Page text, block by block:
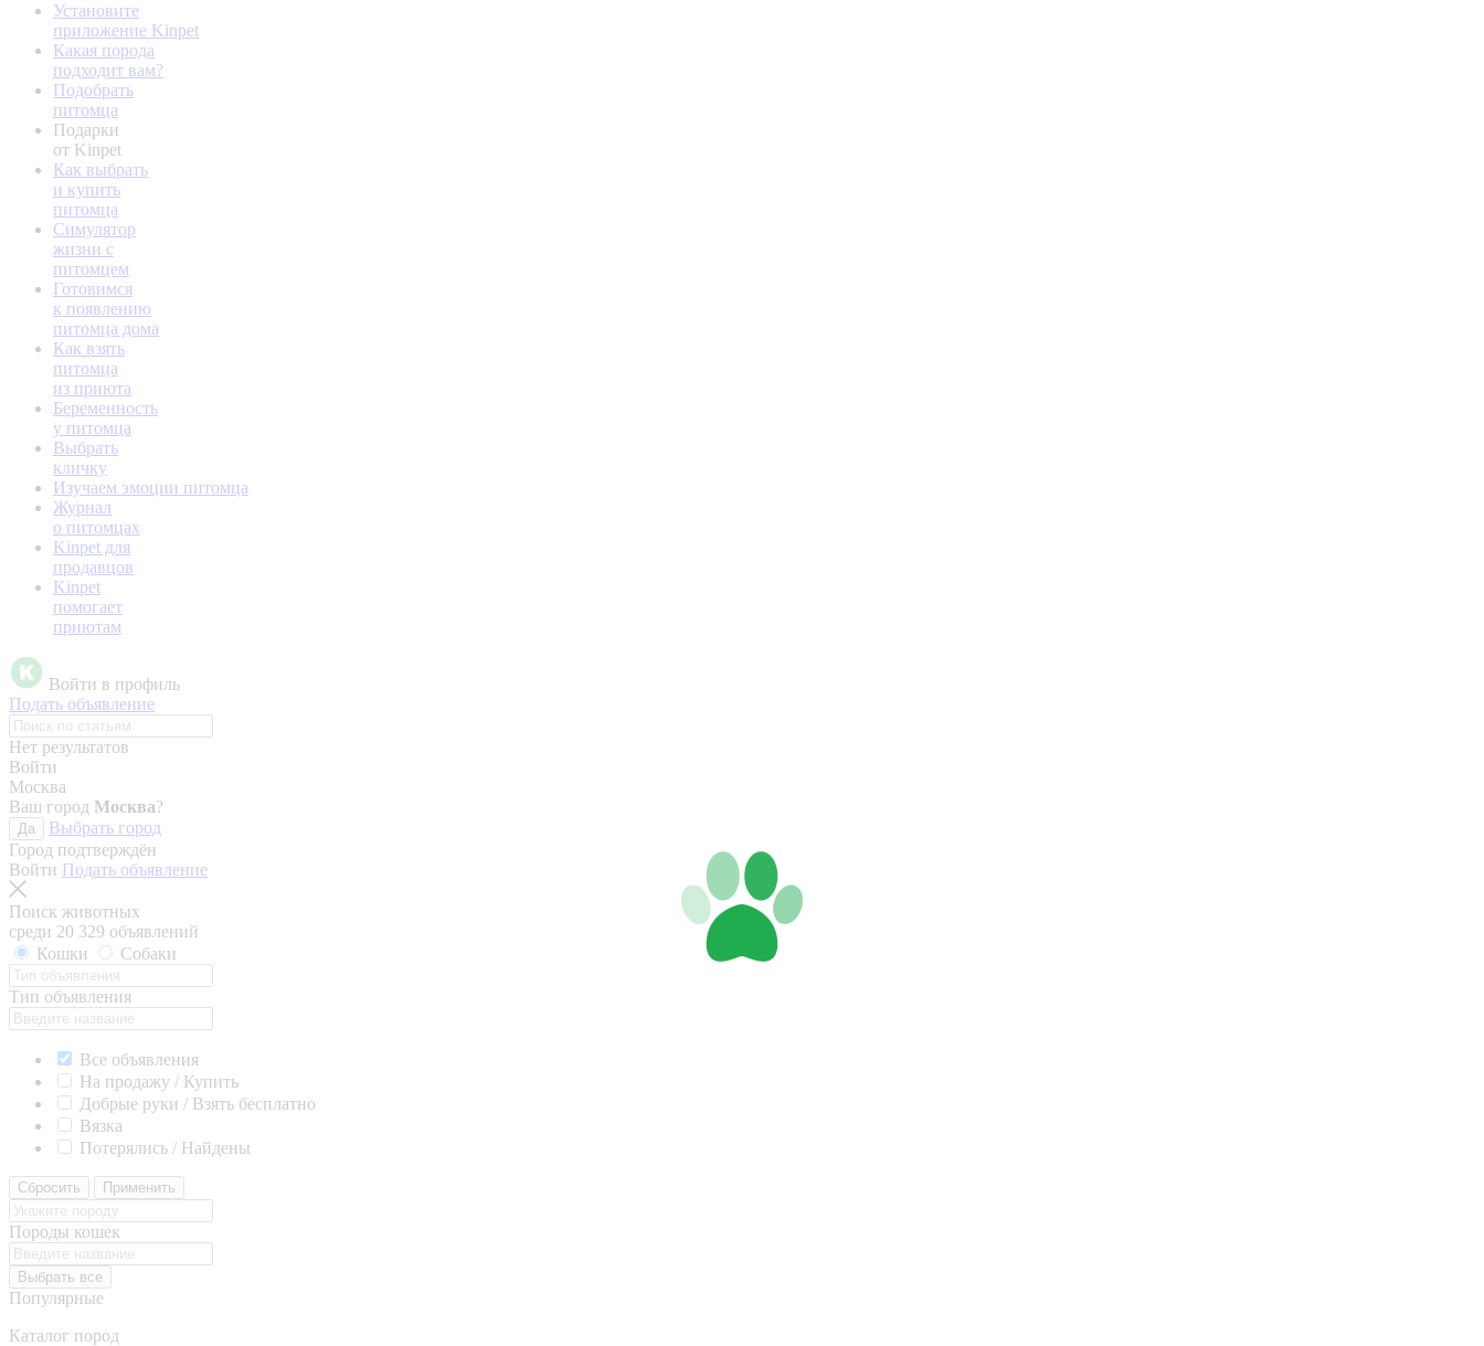
Установите
приложение Kinpet
Какая порода
подходит вам?
Подобрать
питомца
Подарки
от Kinpet
Как выбрать
и купить
питомца
Симулятор
жизни с
питомцем
Готовимся
к появлению
питомца дома
Как взять
питомца
из приюта
Беременность
у питомца
Выбрать
кличку
Изучаем эмоции питомца
Журнал
о питомцах
Kinpet для
продавцов
Kinpet
помогает
приютам
Войти в профиль
Подать объявление
Нет результатов
Войти
Москва
Ваш город Москва?
Да
Выбрать город
Город подтверждён
Войти Подать объявление
Поиск животных
среди 20 329 объявлений
Кошки
Собаки
Тип объявления
Все объявления
На продажу / Купить
Добрые руки / Взять бесплатно
Вязка
Потерялись / Найдены
Сбросить Применить
Породы кошек
Выбрать все
Популярные
Каталог пород